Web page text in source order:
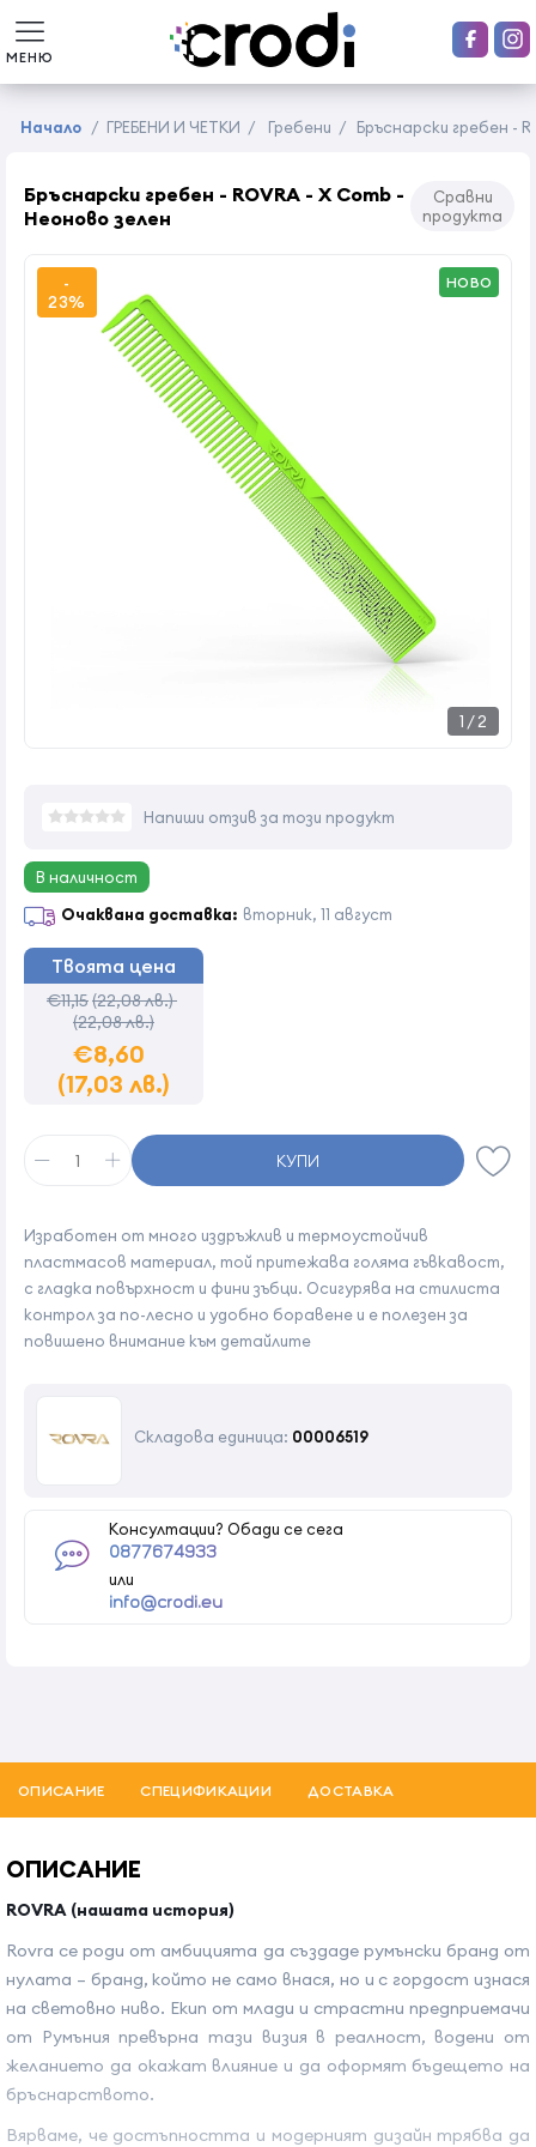
МЕНЮ
Начало / ГРЕБЕНИ И ЧЕТКИ / Гребени / Бръснарски гребен -
Бръснарски гребен - ROVRA - X Comb -
Неоново зелен
Сравни
продукта
1 /2
-
23%
НОВО
Изработен от много издръжлив и термоустойчив
пластмасов материал, той притежава голяма гъвкавост,
с гладка повърхност и фини зъбци. Осигурява на стилиста
контрол за по-лесно и удобно боравене и е полезен за
повишено внимание към детайлите
Складова единица: 00006519
Консултации? Обади се сега
0877674933
или
info@crodi.eu
Напиши отзив за този продукт
В наличност
Очаквана доставка: вторник, 11 август
Твоята цена
€11,15(22,08 лв.)
(22,08 лв.)
€8,60
(17,03 лв.)
КУПИ
ОПИСАНИЕ СПЕЦИФИКАЦИИ ДОСТАВКА
ОПИСАНИЕ
ROVRA (нашата история)
Rovra се роди от амбицията да създаде румънски бранд от
нулата – бранд, който не само внася, но и с гордост изнася
на световно ниво. Екип от млади и страстни предприемачи
от Румъния превърна тази визия в реалност, водени от
желанието да окажат влияние и да оформят бъдещето на
бръснарството.
Вярваме, че достъпността и модерният дизайн трябва да